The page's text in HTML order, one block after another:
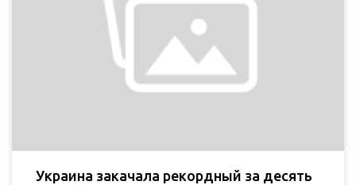
Украина закачала рекордный за десять